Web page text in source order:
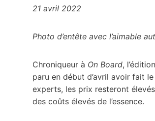
21 avril 2022
Photo d’entête avec l’aimable
Chroniqueur à On Board,
paru en début d’avril avoir fait
experts, les prix resteront
des coûts élevés de l’essence.